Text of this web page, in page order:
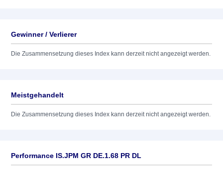
Gewinner / Verlierer
Die Zusammensetzung dieses Index kann derzeit nicht angezeigt werden.
Meistgehandelt
Die Zusammensetzung dieses Index kann derzeit nicht angezeigt werden.
Performance IS.JPM GR DE.1.68 PR DL